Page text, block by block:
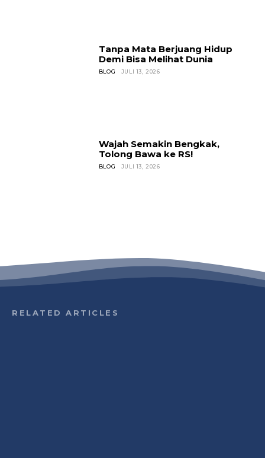
to stay in the loop.
Tanpa Mata Berjuang Hidup
Demi Bisa Melihat Dunia
BLOG JULI 13, 2026
Wajah Semakin Bengkak,
Tolong Bawa ke RS!
BLOG JULI 13, 2026
RELATED ARTICLES